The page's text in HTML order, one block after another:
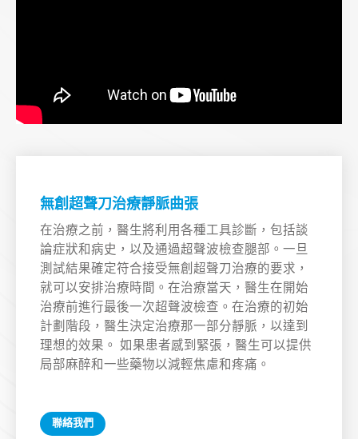
無創超聲刀治療靜脈曲張
在治療之前，醫生將利用各種工具診斷，包括談
論症狀和病史，以及通過超聲波檢查腿部。一旦
測試結果確定符合接受無創超聲刀治療的要求，
就可以安排治療時間。在治療當天，醫生在開始
治療前進行最後一次超聲波檢查。在治療的初始
計劃階段，醫生決定治療那一部分靜脈，以達到
理想的效果。 如果患者感到緊張，醫生可以提供
局部麻醉和一些藥物以減輕焦慮和疼痛。
聯絡我們